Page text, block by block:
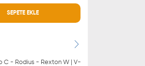
SEPETE EKLE
C - Rodius - Rexton W | V-
HİZMETLERİ